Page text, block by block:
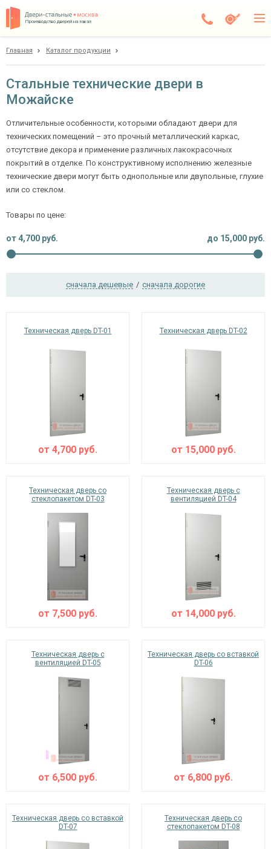
Производство дверей на заказ
Доставка
Установка
Галерея
Акции
О компании
+7 (495) 409-24-70
Главная Каталог продукции
Стальные технические двери в
Можайске
Отличительные особенности, которыми обладают двери для
технических помещений – это прочный металлический каркас,
отсутствие декора и применение различных лакокрасочных
покрытий в отделке. По конструктивному исполнению железные
технические двери могут быть однопольные или двупольные, глухие
или со стеклом.
Товары по цене:
от 4,700 руб. до 15,000 руб.
сначала дешевые / сначала дорогие
Техническая дверь DT-01
от 4,700 руб.
Техническая дверь DT-02
от 15,000руб.
Техническая дверь со
стеклопакетом DT-03
от 7,500 руб.
Техническая дверь с
вентиляцией DT-04
от 14,000руб.
Техническая дверь с
вентиляцией DT-05
от 6,500 руб.
Техническая дверь со вставкой
DT-06
от 6,800 руб.
Техническая дверь со вставкой
DT-07
Техническая дверь со
стеклопакетом DT-08